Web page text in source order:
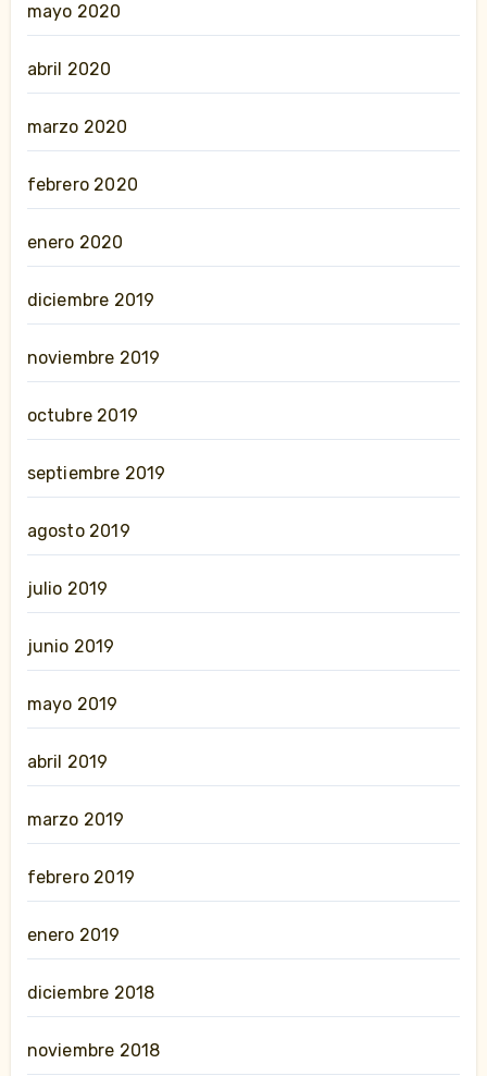
mayo 2020
abril 2020
marzo 2020
febrero 2020
enero 2020
diciembre 2019
noviembre 2019
octubre 2019
septiembre 2019
agosto 2019
julio 2019
junio 2019
mayo 2019
abril 2019
marzo 2019
febrero 2019
enero 2019
diciembre 2018
noviembre 2018